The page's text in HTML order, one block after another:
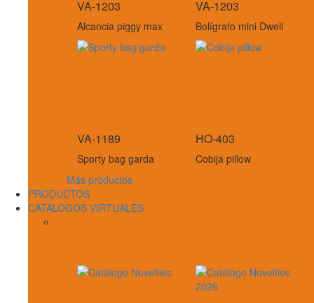
VA-1203
Alcancia piggy max
VA-1203
Bolígrafo mini Dwell
VA-1189
Sporty bag garda
HO-403
Cobija pillow
Más productos
PRODUCTOS
CATÁLOGOS VIRTUALES